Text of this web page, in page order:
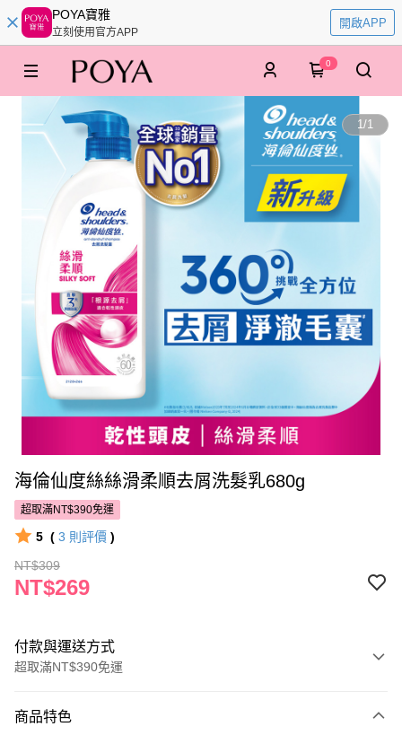
POYA寶雅
立刻使用官方APP
開啟APP
0
1/1
海倫仙度絲絲滑柔順去屑洗髮乳680g
超取滿NT$390免運
5 ( 3 則評價 )
NT$309
NT$269
付款與運送方式
超取滿NT$390免運
POYA支付
商品特色